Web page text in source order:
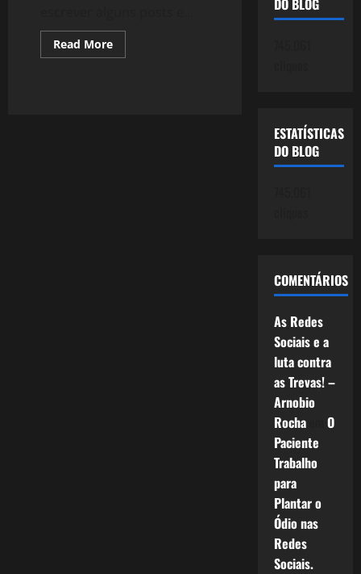
Read MoreRead
more
DO BLOG
ESTATÍSTICAS
DO BLOG
COMENTÁRIOS
As Redes
Sociais e a
luta contra
as Trevas! –
Arnobio
Rochaem O
Paciente
Trabalho
para
Plantar o
Ódio nas
Redes
Sociais.